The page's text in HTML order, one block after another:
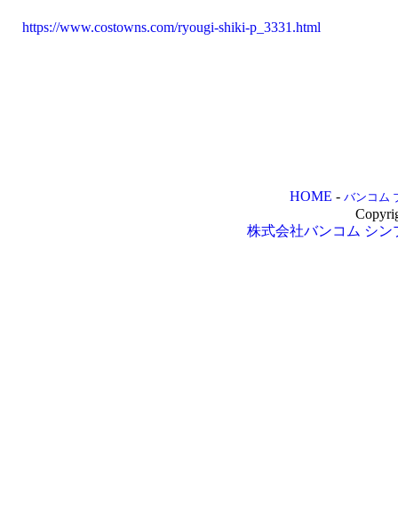
https://www.costowns.com/ryougi-shiki-p_3331.html
HOME - バンコム
株式会社バンコム シン